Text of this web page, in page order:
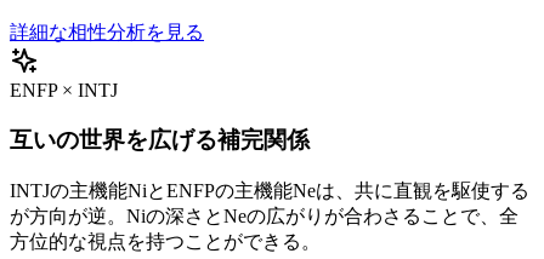
詳細な相性分析を見る
ENFP × INTJ
互いの世界を広げる補完関係
INTJの主機能NiとENFPの主機能Neは、共に直観を駆使する
が方向が逆。Niの深さとNeの広がりが合わさることで、全
方位的な視点を持つことができる。